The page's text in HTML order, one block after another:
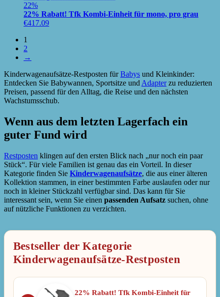
22%
22% Rabatt! Tfk Kombi-Einheit für mono, pro grau
€417.09
1
2
→
Kinderwagenaufsätze-Restposten fürBabys und Kleinkinder:
Entdecken Sie Babywannen, Sportsitze und Adapterzu reduzierten
Preisen, passend für den Alltag, die Reise und den nächsten
Wachstumsschub.
Wenn aus dem letzten Lagerfach ein
guter Fund wird
Restposten klingen auf den ersten Blick nach „nur noch ein paar
Stück“. Für viele Familien ist genau das ein Vorteil. In dieser
Kategorie finden Sie Kinderwagenaufsätze, die aus einer älteren
Kollektion stammen, in einer bestimmten Farbe auslaufen oder nur
noch in kleiner Stückzahl verfügbar sind. Das kann für Sie
interessant sein, wenn Sie einen passenden Aufsatz suchen, ohne
auf nützliche Funktionen zu verzichten.
Bestseller der Kategorie
Kinderwagenaufsätze-Restposten
22% Rabatt! Tfk Kombi-Einheit für